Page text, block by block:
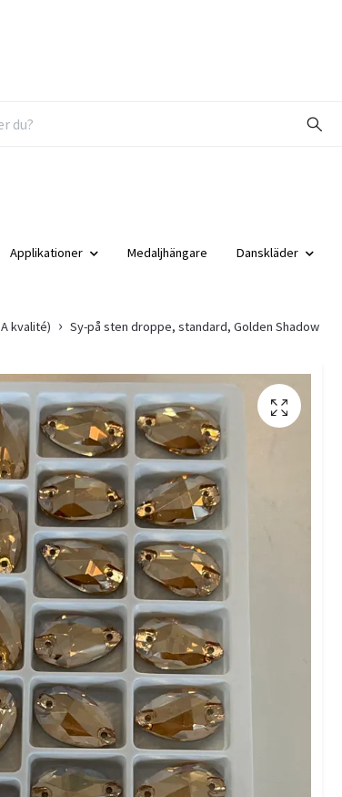
Applikationer Medaljhängare Danskläder
kvalité) Sy-på sten droppe, standard, Golden Shadow